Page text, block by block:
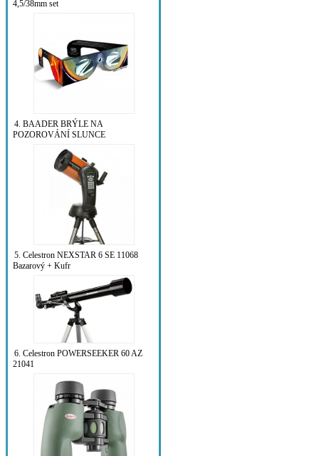
4,5/38mm set
4. BAADER BRÝLE NA
POZOROVÁNÍ SLUNCE
5. Celestron NEXSTAR 6 SE 11068
Bazarový + Kufr
6. Celestron POWERSEEKER 60 AZ
21041